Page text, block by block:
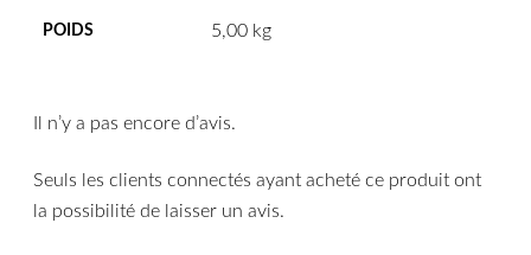
POIDS 5,00 kg
Il n’y a pas encore d’avis.
Seuls les clients connectés ayant acheté ce produit ont
la possibilité de laisser un avis.